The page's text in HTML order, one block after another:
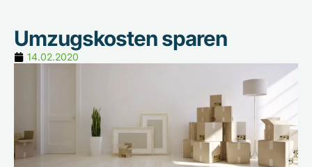
Umzugskosten sparen
14.02.2020